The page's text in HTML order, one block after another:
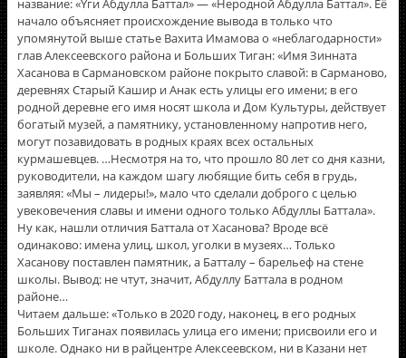
название: «Үги Абдулла Баттал» — «Неродной Абдулла Баттал». Еë
начало объясняет происхождение вывода в только что
упомянутой выше статье Вахита Имамова о «неблагодарности»
глав Алексеевского района и Больших Тиган: «Имя Зинната
Хасанова в Сармановском районе покрыто славой: в Сарманово,
деревнях Старый Кашир и Анак есть улицы его имени; в его
родной деревне его имя носят школа и Дом Культуры, действует
богатый музей, а памятнику, установленному напротив него,
могут позавидовать в родных краях всех остальных
курмашевцев. …Несмотря на то, что прошло 80 лет со дня казни,
руководители, на каждом шагу любящие бить себя в грудь,
заявляя: «Мы – лидеры!», мало что сделали доброго с целью
увековечения славы и имени одного только Абдуллы Баттала».
Ну как, нашли отличия Баттала от Хасанова? Вроде всё
одинаково: имена улиц, школ, уголки в музеях… Только
Хасанову поставлен памятник, а Батталу – барельеф на стене
школы. Вывод: не чтут, значит, Абдуллу Баттала в родном
районе…
Читаем дальше: «Только в 2020 году, наконец, в его родных
Больших Тиганах появилась улица его имени; присвоили его и
школе. Однако ни в райцентре Алексеевском, ни в Казани нет